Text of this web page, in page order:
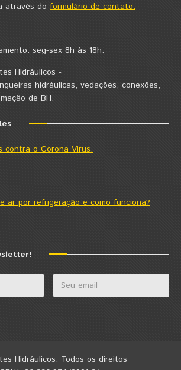
através do formulário de contato.
seg-sex 8h às 18h.
Hidráulicos -
hidráulicas, vedações, conexões,
de BH.
contra o Corona Virus.
ar por refrigeração e como funciona?
Hidráulicos. Todos os direitos